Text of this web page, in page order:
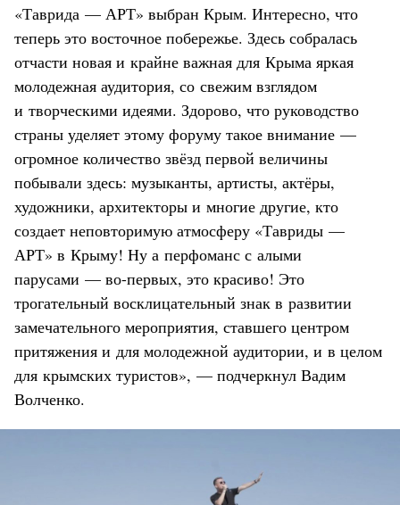
«Таврида — АРТ» выбран Крым. Интересно, что
теперь это восточное побережье. Здесь собралась
отчасти новая и крайне важная для Крыма яркая
молодежная аудитория, со свежим взглядом
и творческими идеями. Здорово, что руководство
страны уделяет этому форуму такое внимание —
огромное количество звёзд первой величины
побывали здесь: музыканты, артисты, актёры,
художники, архитекторы и многие другие, кто
создает неповторимую атмосферу «Тавриды —
АРТ» в Крыму! Ну а перфоманс с алыми
парусами — во-первых, это красиво! Это
трогательный восклицательный знак в развитии
замечательного мероприятия, ставшего центром
притяжения и для молодежной аудитории, и в целом
для крымских туристов», — подчеркнул Вадим
Волченко.